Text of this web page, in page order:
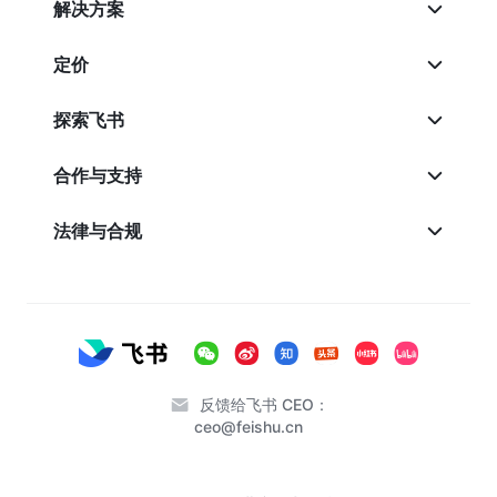
解决方案
定价
探索飞书
合作与支持
法律与合规
反馈给飞书 CEO：
ceo@feishu.cn